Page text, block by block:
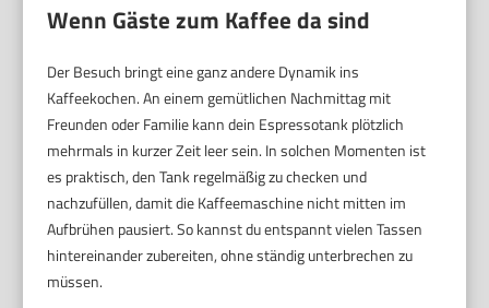
Wenn Gäste zum Kaffee da sind
Der Besuch bringt eine ganz andere Dynamik ins
Kaffeekochen. An einem gemütlichen Nachmittag mit
Freunden oder Familie kann dein Espressotank plötzlich
mehrmals in kurzer Zeit leer sein. In solchen Momenten ist
es praktisch, den Tank regelmäßig zu checken und
nachzufüllen, damit die Kaffeemaschine nicht mitten im
Aufbrühen pausiert. So kannst du entspannt vielen Tassen
hintereinander zubereiten, ohne ständig unterbrechen zu
müssen.